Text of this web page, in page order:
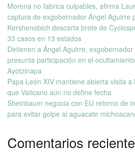
Morena no fabrica culpables, afirma
captura de exgobernador Ángel Aguirre
Kershenobich descarta brote de
33 casos en 13 estados
Detienen a Ángel Aguirre,
presunta participación en el
Ayotzinapa
Papa León XIV mantiene abierta visita
que Vaticano aún no define fecha
Sheinbaum negocia con EU retorno de
para evitar golpe al aguacate
Comentarios